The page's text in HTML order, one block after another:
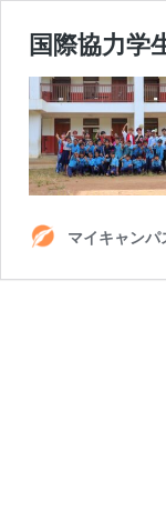
国際協力学
マイキャンパ